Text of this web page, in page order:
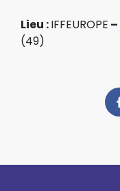
Lieu :IFFEUROPE –
(49)